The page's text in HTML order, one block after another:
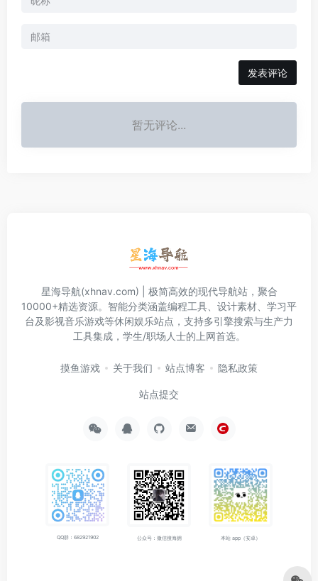
发表评论
暂无评论...
星海导航(xhnav.com) | 极简高效的现代导航站，聚合
10000+精选资源。智能分类涵盖编程工具、设计素材、学习平
台及影视音乐游戏等休闲娱乐站点，支持多引擎搜索与生产力
工具集成，学生/职场人士的上网首选。
摸鱼游戏 关于我们 站点博客 隐私政策
站点提交
QQ群：682921902 公众号：微信搜海拥 本站 app（安卓）